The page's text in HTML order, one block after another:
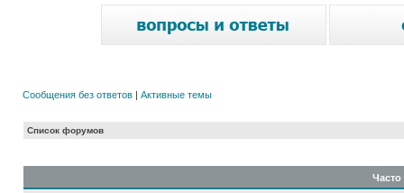
Сообщения без ответов | Активные темы
Список форумов